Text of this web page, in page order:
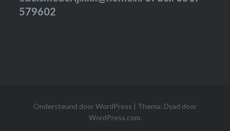
579602
Ondersteund door WordPress | Thema: Dyad door
WordPress.com.